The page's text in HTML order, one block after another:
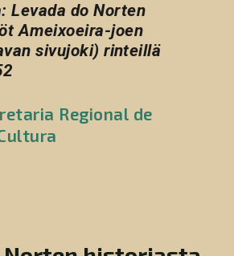
Levada do Norten
Ameixoeira-joen
sivujoki) rinteillä
Regional de